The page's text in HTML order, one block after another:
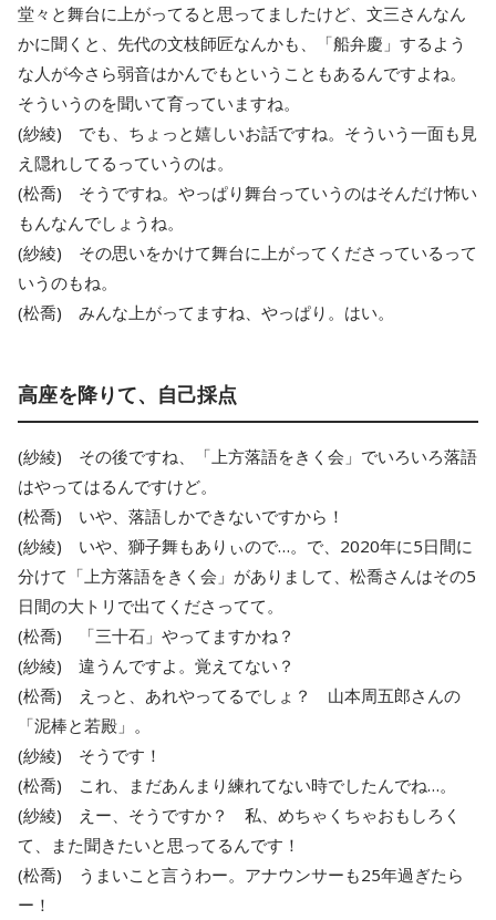
堂々と舞台に上がってると思ってましたけど、文三さんなん
かに聞くと、先代の文枝師匠なんかも、「船弁慶」するよう
な人が今さら弱音はかんでもということもあるんですよね。
そういうのを聞いて育っていますね。
(紗綾) でも、ちょっと嬉しいお話ですね。そういう一面も見
え隠れしてるっていうのは。
(松喬) そうですね。やっぱり舞台っていうのはそんだけ怖い
もんなんでしょうね。
(紗綾) その思いをかけて舞台に上がってくださっているって
いうのもね。
(松喬) みんな上がってますね、やっぱり。はい。
高座を降りて、自己採点
(紗綾) その後ですね、「上方落語をきく会」でいろいろ落語
はやってはるんですけど。
(松喬) いや、落語しかできないですから！
(紗綾) いや、獅子舞もありぃので…。で、2020年に5日間に
分けて「上方落語をきく会」がありまして、松喬さんはその5
日間の大トリで出てくださってて。
(松喬) 「三十石」やってますかね？
(紗綾) 違うんですよ。覚えてない？
(松喬) えっと、あれやってるでしょ？ 山本周五郎さんの
「泥棒と若殿」。
(紗綾) そうです！
(松喬) これ、まだあんまり練れてない時でしたんでね…。
(紗綾) えー、そうですか？ 私、めちゃくちゃおもしろく
て、また聞きたいと思ってるんです！
(松喬) うまいこと言うわー。アナウンサーも25年過ぎたら
ー！